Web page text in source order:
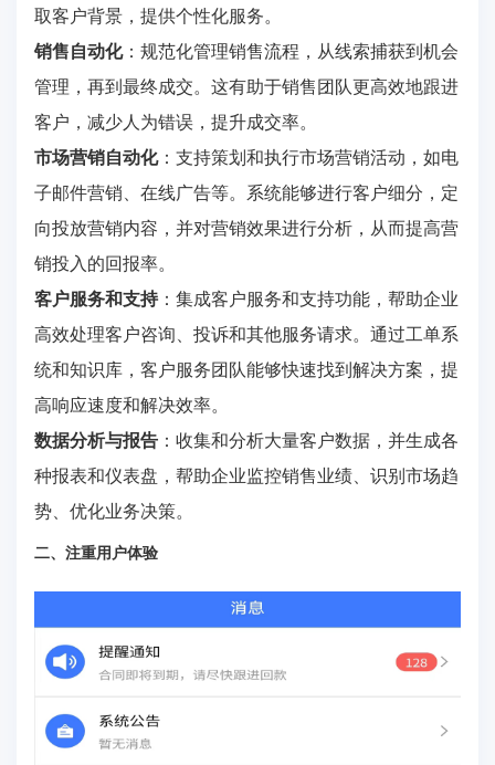
取客户背景，提供个性化服务。
销售自动化：规范化管理销售流程，从线索捕获到机会
管理，再到最终成交。这有助于销售团队更高效地跟进
客户，减少人为错误，提升成交率。
市场营销自动化：支持策划和执行市场营销活动，如电
子邮件营销、在线广告等。系统能够进行客户细分，定
向投放营销内容，并对营销效果进行分析，从而提高营
销投入的回报率。
客户服务和支持：集成客户服务和支持功能，帮助企业
高效处理客户咨询、投诉和其他服务请求。通过工单系
统和知识库，客户服务团队能够快速找到解决方案，提
高响应速度和解决效率。
数据分析与报告 ：收集和分析大量客户数据，并生成各
种报表和仪表盘，帮助企业监控销售业绩、识别市场趋
势、优化业务决策。
二、注重用户体验